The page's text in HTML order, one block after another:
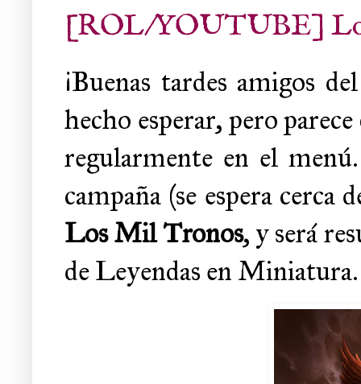
[ROL/YOUTUBE]
¡Buenas tardes amigos
hecho esperar, pero
regularmente en el
campaña (se espera
Los Mil Tronos, y será
de Leyendas en